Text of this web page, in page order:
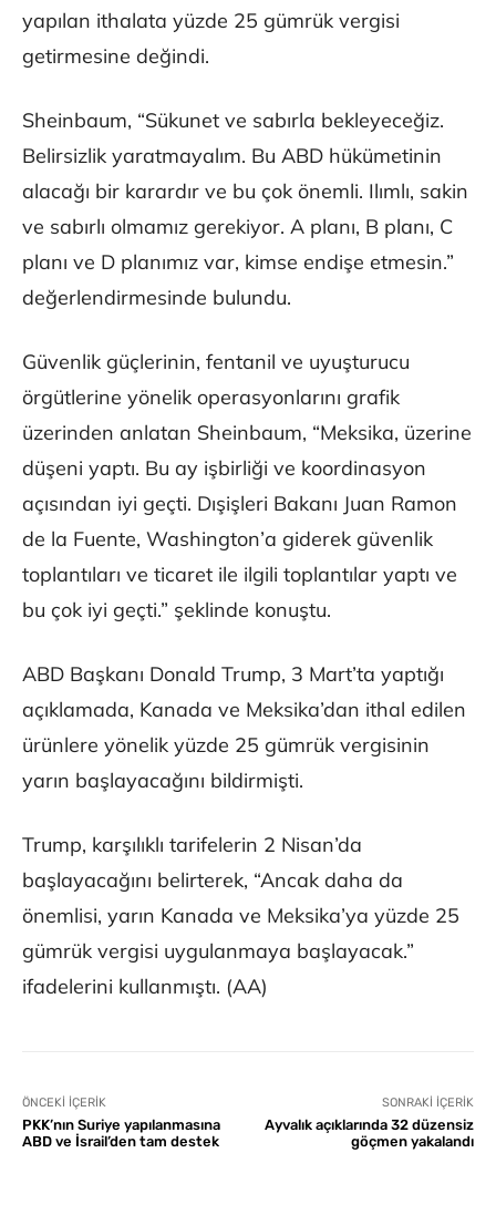
yapılan ithalata yüzde 25 gümrük vergisi
getirmesine değindi.
Sheinbaum, “Sükunet ve sabırla bekleyeceğiz.
Belirsizlik yaratmayalım. Bu ABD hükümetinin
alacağı bir karardır ve bu çok önemli. Ilımlı, sakin
ve sabırlı olmamız gerekiyor. A planı, B planı, C
planı ve D planımız var, kimse endişe etmesin.”
değerlendirmesinde bulundu.
Güvenlik güçlerinin, fentanil ve uyuşturucu
örgütlerine yönelik operasyonlarını grafik
üzerinden anlatan Sheinbaum, “Meksika, üzerine
düşeni yaptı. Bu ay işbirliği ve koordinasyon
açısından iyi geçti. Dışişleri Bakanı Juan Ramon
de la Fuente, Washington’a giderek güvenlik
toplantıları ve ticaret ile ilgili toplantılar yaptı ve
bu çok iyi geçti.” şeklinde konuştu.
ABD Başkanı Donald Trump, 3 Mart’ta yaptığı
açıklamada, Kanada ve Meksika’dan ithal edilen
ürünlere yönelik yüzde 25 gümrük vergisinin
yarın başlayacağını bildirmişti.
Trump, karşılıklı tarifelerin 2 Nisan’da
başlayacağını belirterek, “Ancak daha da
önemlisi, yarın Kanada ve Meksika’ya yüzde 25
gümrük vergisi uygulanmaya başlayacak.”
ifadelerini kullanmıştı. (AA)
ÖNCEKI İÇERIK
PKK’nın Suriye yapılanmasına
ABD ve İsrail’den tam destek
SONRAKI İÇERIK
Ayvalık açıklarında 32 düzensiz
göçmen yakalandı